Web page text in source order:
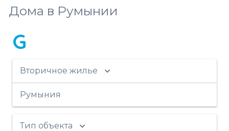
Дома в Румынии
G
Вторичное жилье
Румыния
Тип объекта